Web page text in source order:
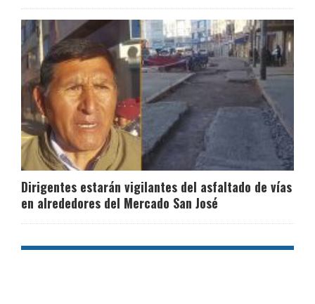
Dirigentes estarán vigilantes del asfaltado de vías
en alrededores del Mercado San José